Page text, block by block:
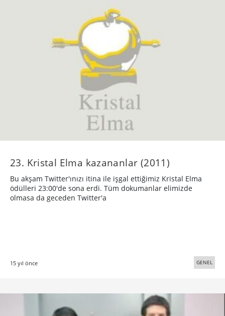
23. Kristal Elma kazananlar (2011)
Bu akşam Twitter'ınızı itina ile işgal ettiğimiz Kristal Elma
ödülleri 23:00'de sona erdi. Tüm dokumanlar elimizde
olmasa da geceden Twitter'a
15 yıl önce GENEL